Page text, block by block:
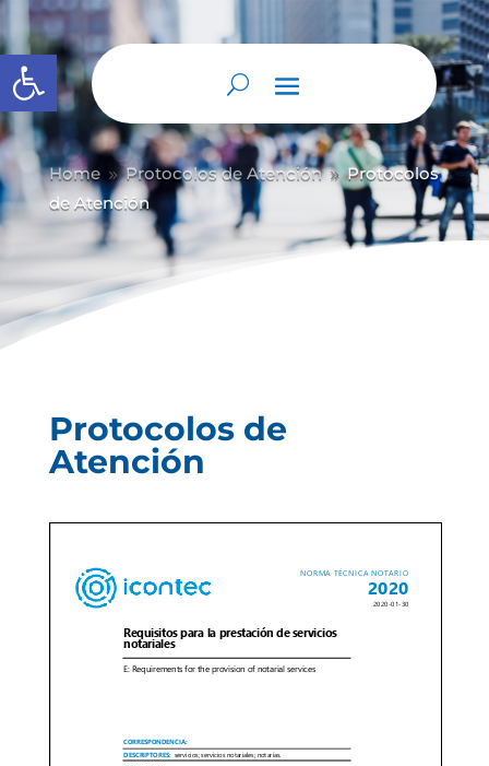
Abrir barra de herramientas
Home 9 Protocolos de Atención 9 Protocolos
de Atención
Protocolos de
Atención